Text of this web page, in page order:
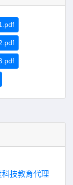
技教育代理